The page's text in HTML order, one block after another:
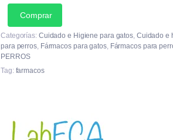
Comprar
Categorías: Cuidado e Higiene para gatos, Cuidado e
para perros, Fármacos para gatos, Fármacos para
PERROS
Tag: farmacos